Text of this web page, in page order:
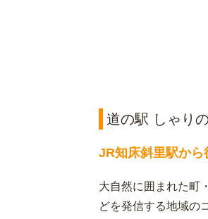
道の駅 しゃり
JR知床斜里駅から
大自然に囲まれた町
どを発信する地域の